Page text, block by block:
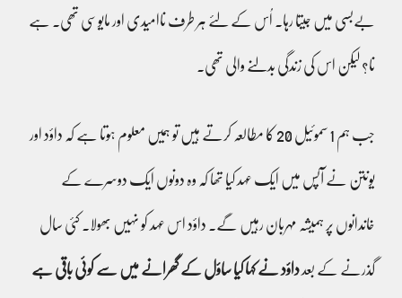
بےبسی میں جیتا رہا۔ اُس کے لئے ہر طرف ناامیدی اور مایوسی تھی۔ ہے
نا؟ لیکن اس کی زندگی بدلنے والی تھی۔
جب ہم 1 سموئیل 20 کا مطالعہ کرتے ہیں تو ہمیں معلوم ہوتا ہے کہ داؤد اور
یونتن نے آپس میں ایک عہد کیا تھا کہ وہ دونوں ایک دوسرے کے
خاندانوں پر ہمیشہ مہربان رہیں گے۔ داؤد اس عہد کو نہیں بھولا۔ کئی سال
گذرنے کے بعدداؤد نے کہا کیا ساؤل کے گھرانے میں سے کوئی باقی ہے